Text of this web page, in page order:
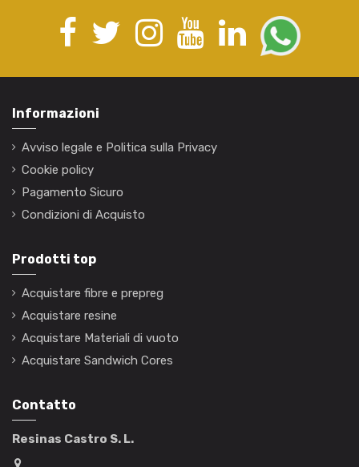
Informazioni
Avviso legale e Politica sulla Privacy
Cookie policy
Pagamento Sicuro
Condizioni di Acquisto
Prodotti top
Acquistare fibre e prepreg
Acquistare resine
Acquistare Materiali di vuoto
Acquistare Sandwich Cores
Contatto
Resinas Castro S. L.